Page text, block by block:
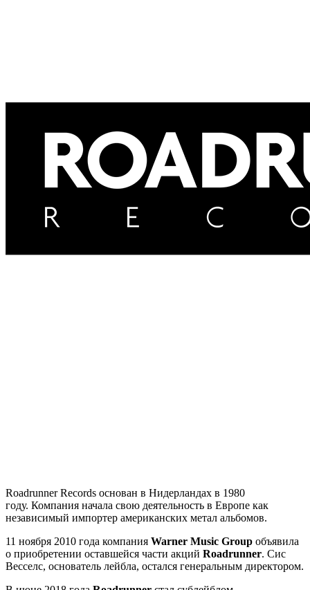
Roadrunner Records основан в Нидерландах в 1980
году. Компания начала свою деятельность в Европе как
независимый импортер американских метал альбомов.
11 ноября 2010 года компания Warner Music Group объявила
о приобретении оставшейся части акций Roadrunner. Сис
Весселс, основатель лейбла, остался генеральным директором.